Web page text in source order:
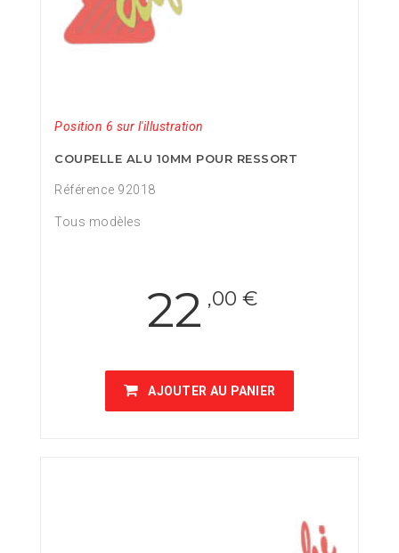
Position 6 sur l'illustration
COUPELLE ALU 10MM POUR RESSORT
Référence 92018
Tous modèles
22 ,00 €
AJOUTER AU PANIER